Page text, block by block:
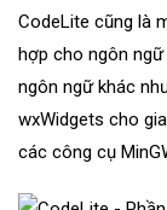
CodeLite cũng là
hợp cho ngôn
ngôn ngữ khác
wxWidgets cho
các công cụ